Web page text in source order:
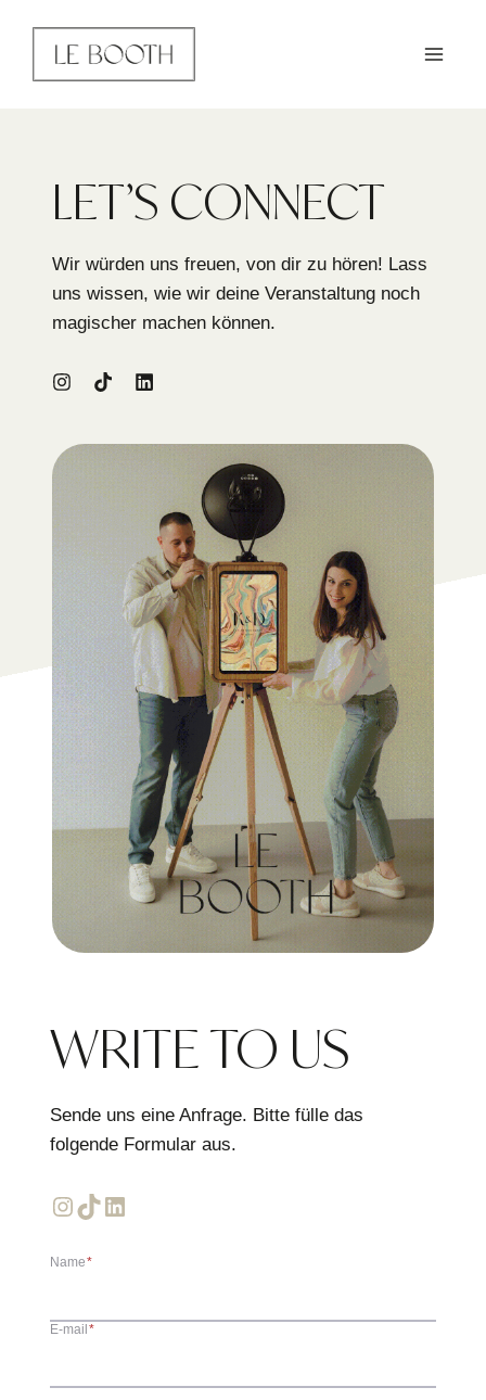
LET’S CONNECT
Wir würden uns freuen, von dir zu hören! Lass
uns wissen, wie wir deine Veranstaltung noch
magischer machen können.
WRITE TO US
Sende uns eine Anfrage. Bitte fülle das
folgende Formular aus.
Instagram TikTok LinkedIn
Name*
E-mail *